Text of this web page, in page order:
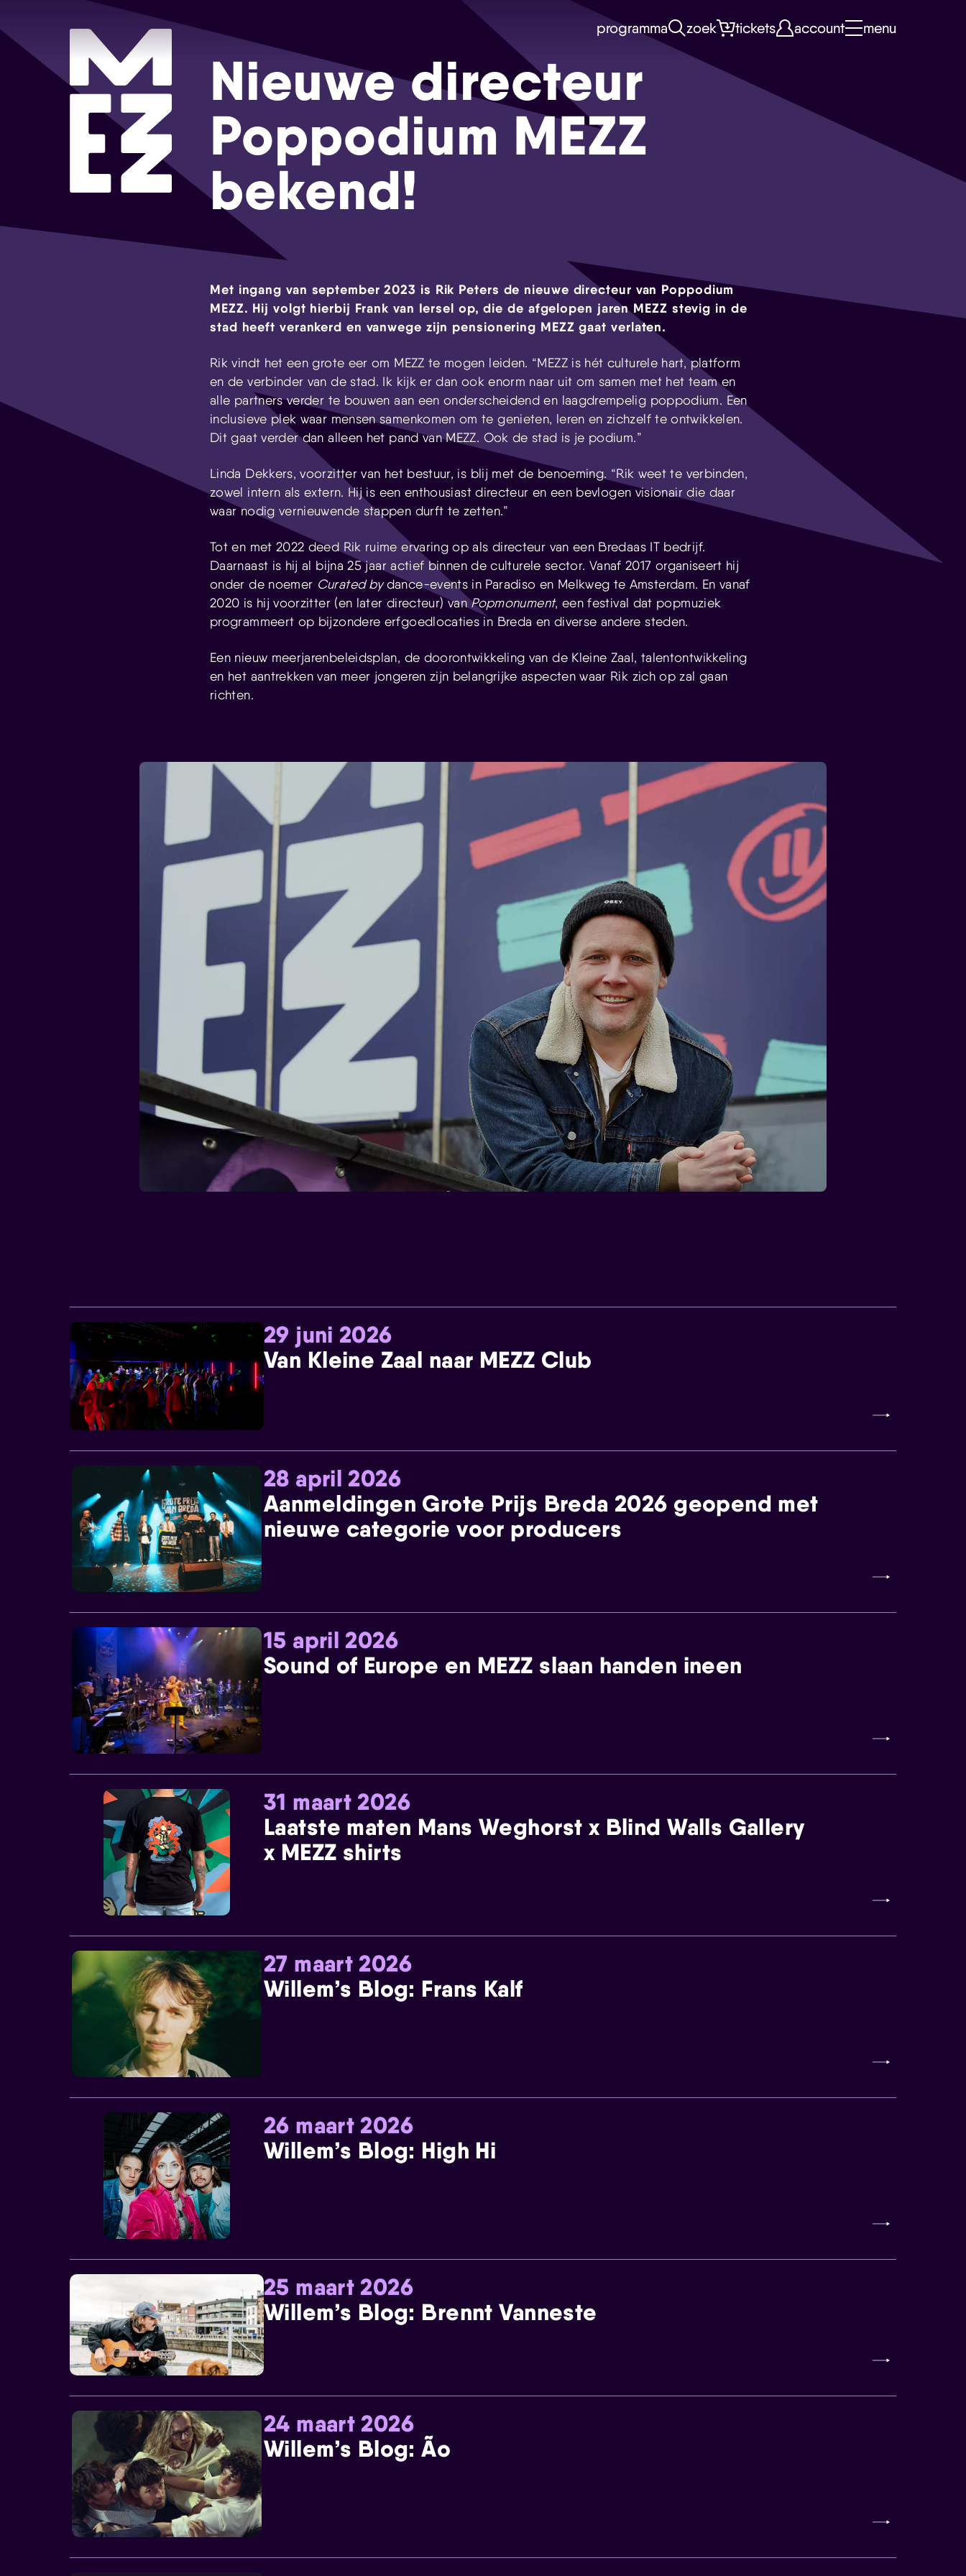
Skip navigatie
programma zoek tickets account menu
Nieuwe directeur
Poppodium MEZZ
bekend!
Met ingang van september 2023 is Rik Peters de nieuwe directeur van Poppodium
MEZZ. Hij volgt hierbij Frank van Iersel op, die de afgelopen jaren MEZZ stevig in de
stad heeft verankerd en vanwege zijn pensionering MEZZ gaat verlaten.
Rik vindt het een grote eer om MEZZ te mogen leiden. “MEZZ is hét culturele hart, platform
en de verbinder van de stad. Ik kijk er dan ook enorm naar uit om samen met het team en
alle partners verder te bouwen aan een onderscheidend en laagdrempelig poppodium. Een
inclusieve plek waar mensen samenkomen om te genieten, leren en zichzelf te ontwikkelen.
Dit gaat verder dan alleen het pand van MEZZ. Ook de stad is je podium.”
Linda Dekkers, voorzitter van het bestuur, is blij met de benoeming. “Rik weet te verbinden,
zowel intern als extern. Hij is een enthousiast directeur en een bevlogen visionair die daar
waar nodig vernieuwende stappen durft te zetten.”
Tot en met 2022 deed Rik ruime ervaring op als directeur van een Bredaas IT bedrijf.
Daarnaast is hij al bijna 25 jaar actief binnen de culturele sector. Vanaf 2017 organiseert hij
onder de noemer Curated bydance-events in Paradiso en Melkweg te Amsterdam. En vanaf
2020 is hij voorzitter (en later directeur) vanPopmonument, een festival dat popmuziek
programmeert op bijzondere erfgoedlocaties in Breda en diverse andere steden.
Een nieuw meerjarenbeleidsplan, de doorontwikkeling van de Kleine Zaal, talentontwikkeling
en het aantrekken van meer jongeren zijn belangrijke aspecten waar Rik zich op zal gaan
richten.
29 juni 2026
Van Kleine Zaal naar MEZZ Club
28 april 2026
Aanmeldingen Grote Prijs Breda 2026 geopend met
nieuwe categorie voor producers
15 april 2026
Sound of Europe en MEZZ slaan handen ineen
31 maart 2026
Laatste maten Mans Weghorst x Blind Walls Gallery
x MEZZ shirts
27 maart 2026
Willem’s Blog: Frans Kalf
26 maart 2026
Willem’s Blog: High Hi
25 maart 2026
Willem’s Blog: Brennt Vanneste
24 maart 2026
Willem’s Blog: Ão